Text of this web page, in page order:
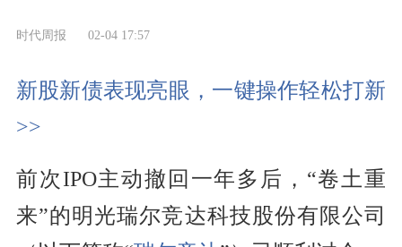
时代周报 02-04 17:57
新股新债表现亮眼，一键操作轻松打新
>>
前次IPO主动撤回一年多后，“卷土重
来”的明光瑞尔竞达科技股份有限公司